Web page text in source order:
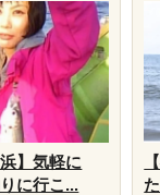
】気軽に
に行こ...